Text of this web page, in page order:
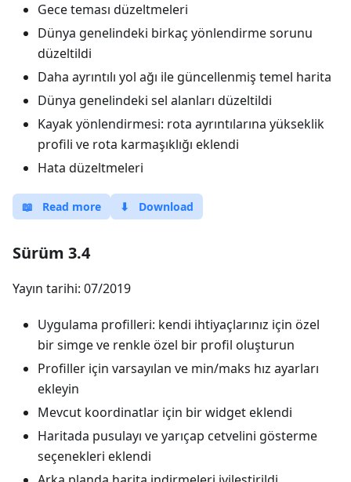
Gece teması düzeltmeleri
Dünya genelindeki birkaç yönlendirme sorunu
düzeltildi
Daha ayrıntılı yol ağı ile güncellenmiş temel harita
Dünya genelindeki sel alanları düzeltildi
Kayak yönlendirmesi: rota ayrıntılarına yükseklik
profili ve rota karmaşıklığı eklendi
Hata düzeltmeleri
📖 Read more ⬇ Download
Sürüm 3.4
Yayın tarihi: 07/2019
Uygulama profilleri: kendi ihtiyaçlarınız için özel
bir simge ve renkle özel bir profil oluşturun
Profiller için varsayılan ve min/maks hız ayarları
ekleyin
Mevcut koordinatlar için bir widget eklendi
Haritada pusulayı ve yarıçap cetvelini gösterme
seçenekleri eklendi